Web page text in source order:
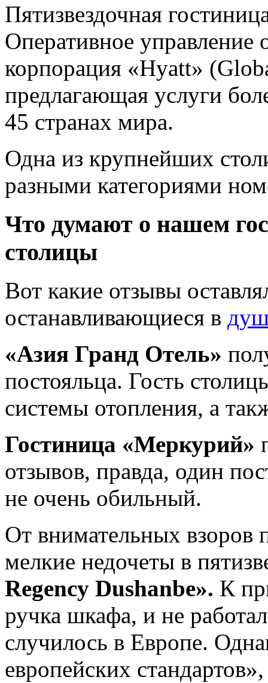
Пятизвездочная
Оперативное управление
корпорация «Hyatt»
предлагающая услуги
45 странах мира.
Одна из крупнейших
разными категориями
Что думают о нашем
столицы
Вот какие отзывы
останавливающиеся в
«Азия Гранд Отель»
постояльца. Гость
системы отопления, а
Гостиница «Меркурий»
отзывов, правда, один
не очень обильный.
От внимательных взоров
мелкие недочеты в
Regency Dushanbe». К
ручка шкафа, и не
случилось в Европе.
европейских